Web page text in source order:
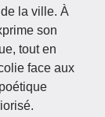
la ville. À
son
tout en
face aux